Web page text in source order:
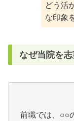
どう活
な印象
なぜ当院を
前職では、○○